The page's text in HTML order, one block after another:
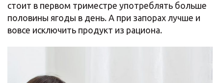
стоит в первом триместре употреблять больше
половины ягоды в день. А при запорах лучше и
вовсе исключить продукт из рациона.